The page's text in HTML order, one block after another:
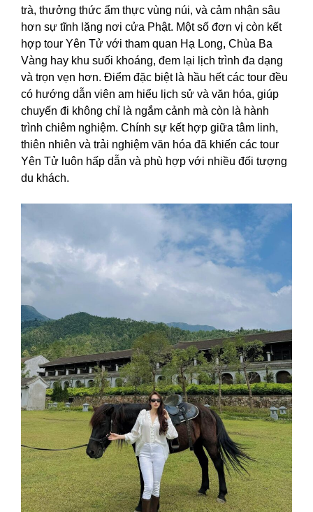
trà, thưởng thức ẩm thực vùng núi, và cảm nhận sâu
hơn sự tĩnh lặng nơi cửa Phật. Một số đơn vị còn kết
hợp tour Yên Tử với tham quan Hạ Long, Chùa Ba
Vàng hay khu suối khoáng, đem lại lịch trình đa dạng
và trọn vẹn hơn. Điểm đặc biệt là hầu hết các tour đều
có hướng dẫn viên am hiểu lịch sử và văn hóa, giúp
chuyến đi không chỉ là ngắm cảnh mà còn là hành
trình chiêm nghiệm. Chính sự kết hợp giữa tâm linh,
thiên nhiên và trải nghiệm văn hóa đã khiến các tour
Yên Tử luôn hấp dẫn và phù hợp với nhiều đối tượng
du khách.